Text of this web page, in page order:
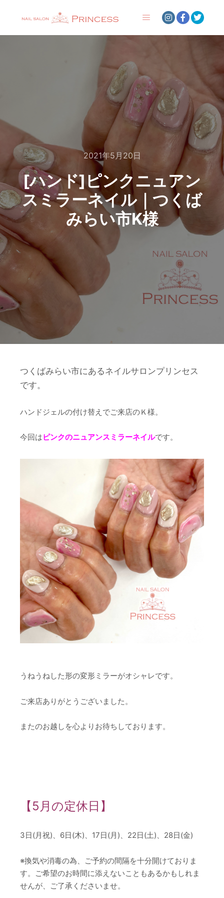
2021年5月20日
[ハンド]ピンクニュアン
スミラーネイル｜つくば
みらい市K様
つくばみらい市にあるネイルサロンプリンセス
です。
ハンドジェルの付け替えでご来店のＫ様。
今回はピンクのニュアンスミラーネイルです。
うねうねした形の変形ミラーがオシャレです。
ご来店ありがとうございました。
またのお越しを心よりお待ちしております。
【5月の定休日】
3日(月祝)、6日(木)、17日(月)、22日(土)、28日(金)
※換気や消毒の為、ご予約の間隔を十分開けておりま
す。ご希望のお時間に添えないこともあるかもしれま
せんが、ご了承くださいませ。